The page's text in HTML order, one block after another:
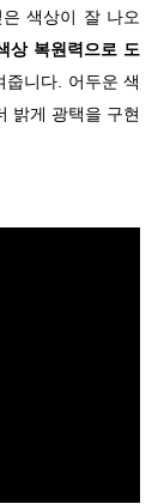
색상이 잘 나오
상 복원력으로 도
줍니다. 어두운 색
밝게 광택을 구현